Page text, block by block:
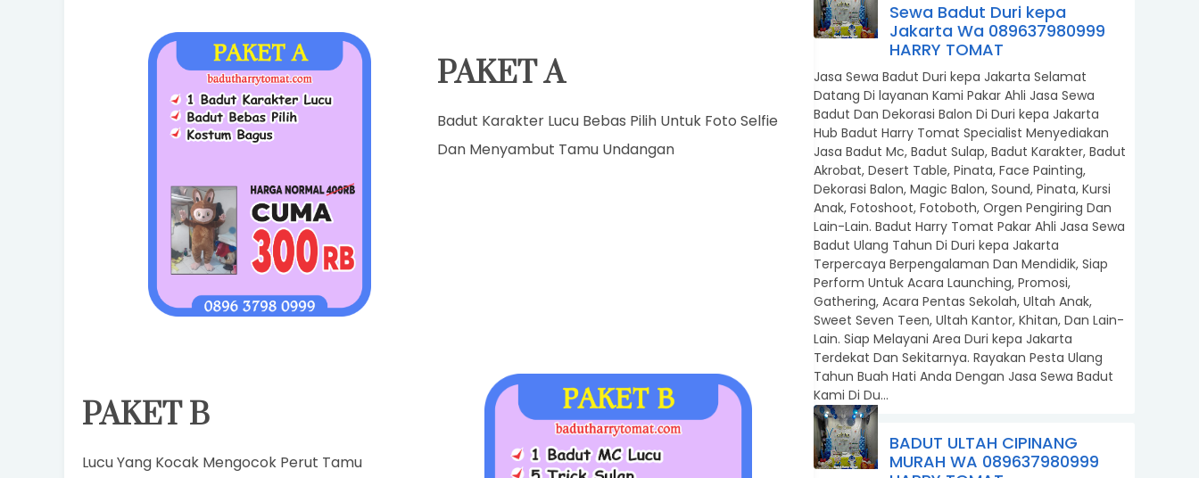
PAKET A
Badut Karakter Lucu Bebas Pilih Untuk Foto Selfie
Dan Menyambut Tamu Undangan
PAKET B
Lucu Yang Kocak Mengocok Perut Tamu
Sewa Badut Duri kepa
Jakarta Wa 089637980999
HARRY TOMAT
Jasa Sewa Badut Duri kepa Jakarta Selamat
Datang Di layanan Kami Pakar Ahli Jasa Sewa
Badut Dan Dekorasi Balon Di Duri kepa Jakarta
Hub Badut Harry Tomat Specialist Menyediakan
Jasa Badut Mc, Badut Sulap, Badut Karakter, Badut
Akrobat, Desert Table, Pinata, Face Painting,
Dekorasi Balon, Magic Balon, Sound, Pinata, Kursi
Anak, Fotoshoot, Fotoboth, Orgen Pengiring Dan
Lain-Lain. Badut Harry Tomat Pakar Ahli Jasa Sewa
Badut Ulang Tahun Di Duri kepa Jakarta
Terpercaya Berpengalaman Dan Mendidik, Siap
Perform Untuk Acara Launching, Promosi,
Gathering, Acara Pentas Sekolah, Ultah Anak,
Sweet Seven Teen, Ultah Kantor, Khitan, Dan Lain-
Lain. Siap Melayani Area Duri kepa Jakarta
Terdekat Dan Sekitarnya. Rayakan Pesta Ulang
Tahun Buah Hati Anda Dengan Jasa Sewa Badut
Kami Di Du...
BADUT ULTAH CIPINANG
MURAH WA 089637980999